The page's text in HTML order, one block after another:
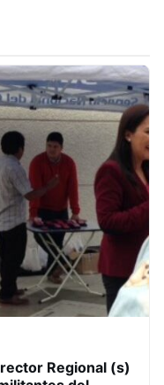
Regional (s)